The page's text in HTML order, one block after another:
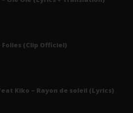
Folies (Clip Officiel)
Kiko – Rayon de soleil (Lyrics)